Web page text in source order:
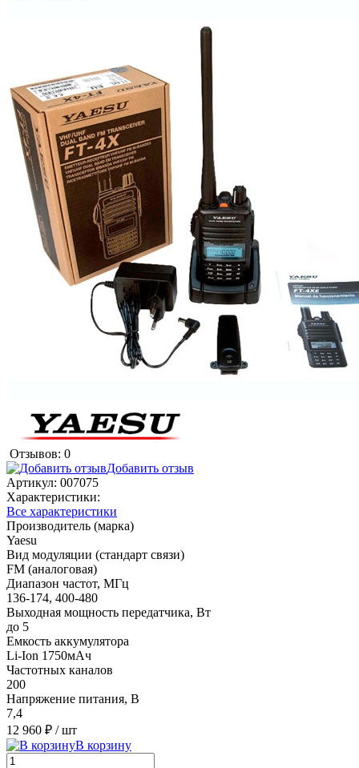
Отзывов: 0
Добавить отзыв
Артикул: 007075
Характеристики:
Все характеристики
Производитель (марка)
Yaesu
Вид модуляции (стандарт связи)
FM (аналоговая)
Диапазон частот, МГц
136-174, 400-480
Выходная мощность передатчика, Вт
до 5
Емкость аккумулятора
Li-Ion 1750мАч
Частотных каналов
200
Напряжение питания, В
7,4
12 960 ₽ / шт
В корзину